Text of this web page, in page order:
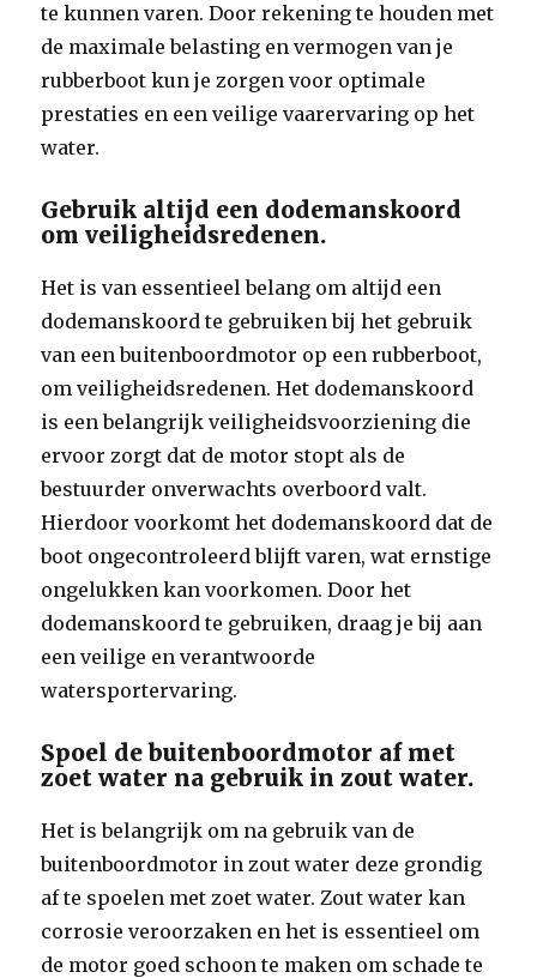
te kunnen varen. Door rekening te houden met
de maximale belasting en vermogen van je
rubberboot kun je zorgen voor optimale
prestaties en een veilige vaarervaring op het
water.
Gebruik altijd een dodemanskoord
om veiligheidsredenen.
Het is van essentieel belang om altijd een
dodemanskoord te gebruiken bij het gebruik
van een buitenboordmotor op een rubberboot,
om veiligheidsredenen. Het dodemanskoord
is een belangrijk veiligheidsvoorziening die
ervoor zorgt dat de motor stopt als de
bestuurder onverwachts overboord valt.
Hierdoor voorkomt het dodemanskoord dat de
boot ongecontroleerd blijft varen, wat ernstige
ongelukken kan voorkomen. Door het
dodemanskoord te gebruiken, draag je bij aan
een veilige en verantwoorde
watersportervaring.
Spoel de buitenboordmotor af met
zoet water na gebruik in zout water.
Het is belangrijk om na gebruik van de
buitenboordmotor in zout water deze grondig
af te spoelen met zoet water. Zout water kan
corrosie veroorzaken en het is essentieel om
de motor goed schoon te maken om schade te